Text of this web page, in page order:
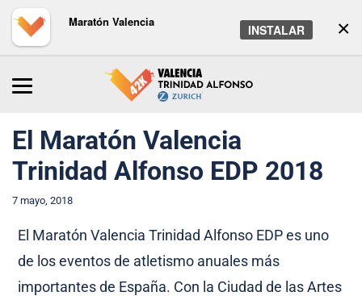
×
Maratón Valencia
INSTALAR
Noticias
El Maratón Valencia
Trinidad Alfonso EDP 2018
7 mayo, 2018
El Maratón Valencia Trinidad Alfonso EDP es uno
de los eventos de atletismo anuales más
importantes de España. Con la Ciudad de las Artes